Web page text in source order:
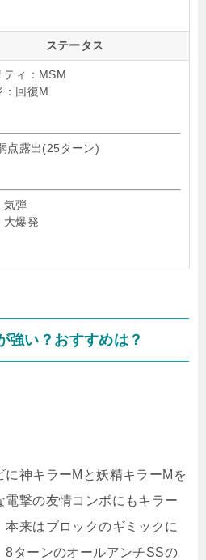
ステータス
ティ：MSM
：回復M
点露出(25ターン)
気弾
大爆発
強い？おすすめは？
神キラーMと妖精キラーMを
撃の友情コンボにもキラー
来はブロックのギミックに
8ターンのオールアンチSSの